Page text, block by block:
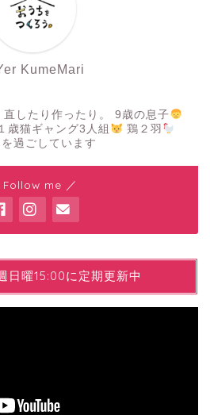
KumeMari
したり作ったり。 9歳の息子
歳猫ギャング3人組
鶏２羽
過ごしています
Follow me ／
日曜15:00に定期更新中